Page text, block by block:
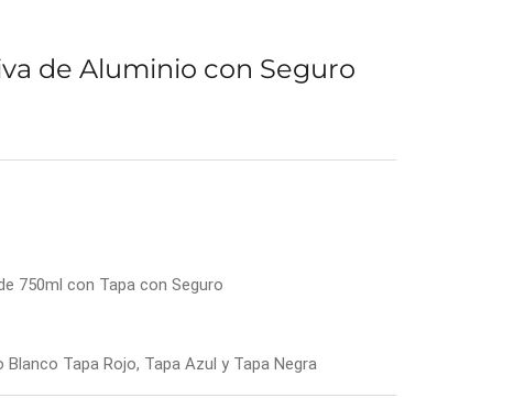
de Aluminio con Seguro
750ml con Tapa con Seguro
Blanco Tapa Rojo, Tapa Azul y Tapa Negra